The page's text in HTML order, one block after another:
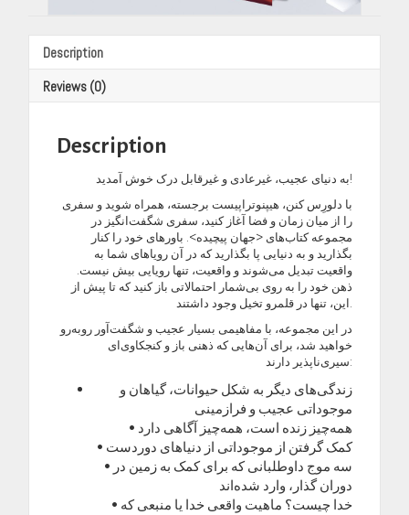
Description
Reviews (0)
Description
به دنیای عجیب، غیرعادی و غیرقابل درک خوش آمدید!
با دلورِس کنن، هیپنوتراپیست برجسته، همراه شوید و سفری
را از میان زمان و فضا آغاز کنید، سفری شگفت‌انگیز در
مجموعه کتاب‌های <جهان پیچیده>. باورهای خود را کنار
بگذارید و به دنیایی پا بگذارید که در آن رویاهای شما به
واقعیت تبدیل می‌شوند و واقعیت، تنها رویایی بیش نیست.
ذهن خود را به روی بی‌شمار احتمالاتی باز کنید که تا پیش از
این، تنها در قلمرو تخیل وجود داشتند.
در این مجموعه، با مفاهیمی بسیار عجیب و شگفت‌آور روبه‌رو
خواهید شد، برای آن‌هایی که ذهنی باز و کنجکاوی‌ای
سیری‌ناپذیر دارند:
زندگی‌های دیگر به شکل حیوانات، گیاهان و
موجوداتی عجیب و فرازمینی
• همه‌چیز زنده است، همه‌چیز آگاهی دارد
• کمک گرفتن از موجوداتی از دنیاهای دوردست
• سه موج داوطلبانی که برای کمک به زمین در
دوران گذار، وارد شده‌اند
• خدا چیست؟ ماهیت واقعی خدا یا منبعی که